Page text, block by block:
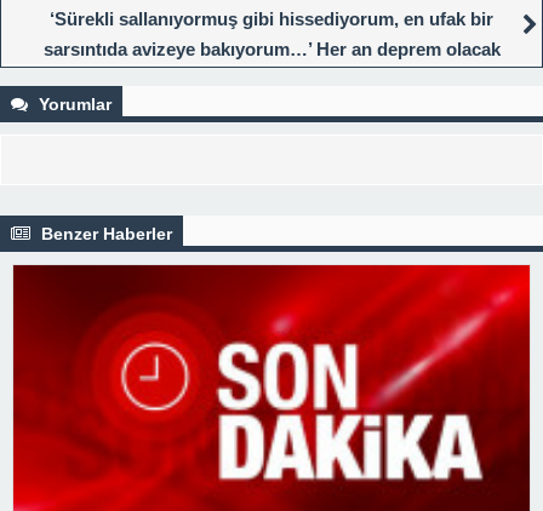
‘Sürekli sallanıyormuş gibi hissediyorum, en ufak bir
sarsıntıda avizeye bakıyorum…’ Her an deprem olacak
Yorumlar
Benzer Haberler